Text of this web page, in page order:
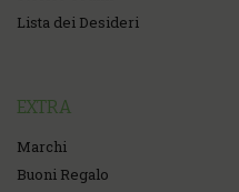
Lista dei Desideri
EXTRA
Marchi
Buoni Regalo